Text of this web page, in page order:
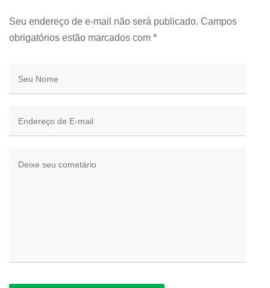
Seu endereço de e-mail não será publicado. Campos
obrigatórios estão marcados com *